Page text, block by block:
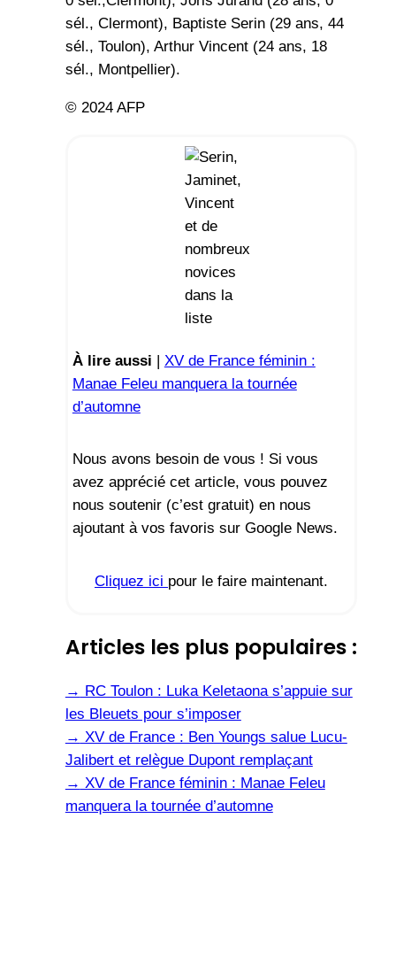
sél., Clermont), Baptiste Serin (29 ans, 44
sél., Toulon), Arthur Vincent (24 ans, 18
sél., Montpellier).
© 2024 AFP
À lire aussi | XV de France féminin :
Manae Feleu manquera la tournée
d’automne
Nous avons besoin de vous ! Si vous
avez apprécié cet article, vous pouvez
nous soutenir (c’est gratuit) en nous
ajoutant à vos favoris sur Google News.
Cliquez ici pour le faire maintenant.
Articles les plus populaires :
→ RC Toulon : Luka Keletaona s’appuie sur
les Bleuets pour s’imposer
→ XV de France : Ben Youngs salue Lucu-
Jalibert et relègue Dupont remplaçant
→ XV de France féminin : Manae Feleu
manquera la tournée d’automne